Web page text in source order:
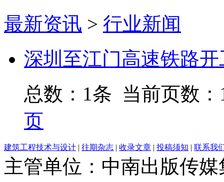
最新资讯 > 行业新闻
深圳至江门高速铁路
总数：1条 当前页数：
页
建筑工程技术与设计 | 往期杂志 | 收录文章 | 投稿须知 | 联系我
主管单位：中南出版传